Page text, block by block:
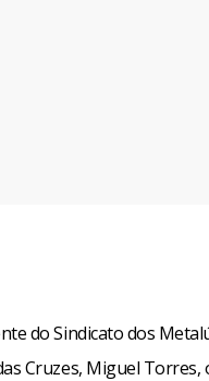
do Sindicato dos
Cruzes, Miguel Torres,